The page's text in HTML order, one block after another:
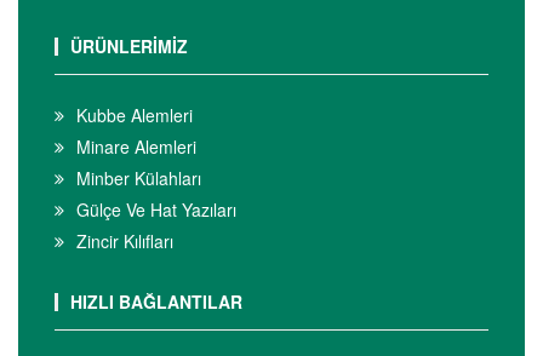
ÜRÜNLERİMİZ
Kubbe Alemleri
Minare Alemleri
Minber Külahları
Gülçe Ve Hat Yazıları
Zincir Kılıfları
HIZLI BAĞLANTILAR